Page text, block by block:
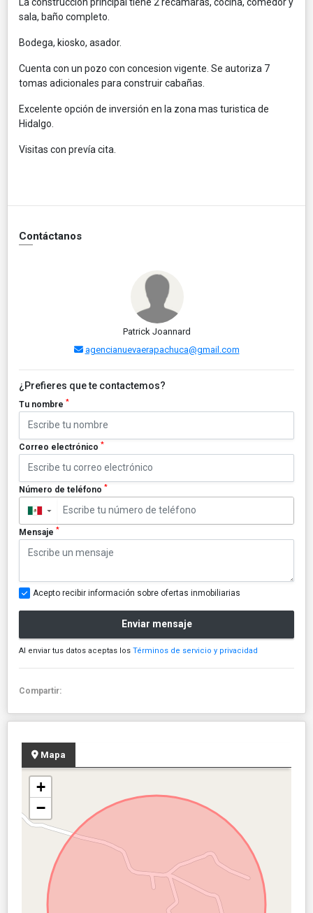
sala, baño completo.
Bodega, kiosko, asador.
Cuenta con un pozo con concesion vigente. Se autoriza 7
tomas adicionales para construir cabañas.
Excelente opción de inversión en la zona mas turistica de
Hidalgo.
Visitas con prevía cita.
Contáctanos
Patrick Joannard
agencianuevaerapachuca@gmail.com
¿Prefieres que te contactemos?
Tu nombre *
Correo electrónico *
Número de teléfono *
▼
Mensaje *
Acepto recibir información sobre ofertas inmobiliarias
Enviar mensaje
Al enviar tus datos aceptas los Términos de servicio y privacidad
Compartir:
Mapa
+
−